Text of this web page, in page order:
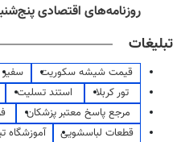
روزنامه‌های اقتصادی پنج‌شنبه ۱۵ مرداد
تبلیغات
قیمت شیشه سکوریت سفیر
تور کربلا
استند تسلیت
مرجع پاسخ معتبر پزشکان
قطعات لباسشویی
آموزشگاه